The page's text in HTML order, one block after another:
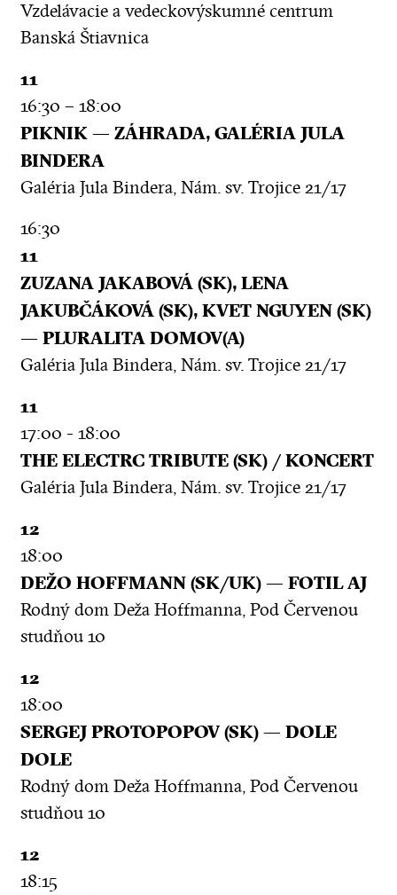
Vzdelávacie a vedeckovýskumné centrum
Banská Štiavnica
11
16:30 – 18:00
PIKNIK — ZÁHRADA, GALÉRIA JULA
BINDERA
Galéria Jula Bindera, Nám. sv. Trojice 21/17
16:30
11
ZUZANA JAKABOVÁ (SK), LENA
JAKUBČÁKOVÁ (SK), KVET NGUYEN (SK)
— PLURALITA DOMOV(A)
Galéria Jula Bindera, Nám. sv. Trojice 21/17
11
17:00 - 18:00
THE ELECTRC TRIBUTE (SK) / KONCERT
Galéria Jula Bindera, Nám. sv. Trojice 21/17
12
18:00
DEŽO HOFFMANN (SK/UK) — FOTIL AJ
Rodný dom Deža Hoffmanna, Pod Červenou
studňou 10
12
18:00
SERGEJ PROTOPOPOV (SK) — DOLE
DOLE
Rodný dom Deža Hoffmanna, Pod Červenou
studňou 10
12
18:15